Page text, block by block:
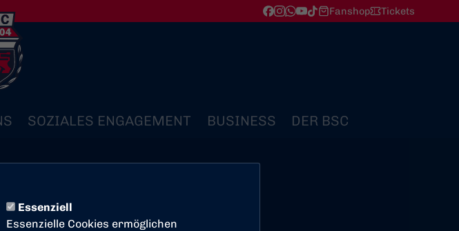
Essenziell
Essenzielle Cookies ermöglichen
Fanshop Tickets
SOZIALES ENGAGEMENT BUSINESS DER BSC